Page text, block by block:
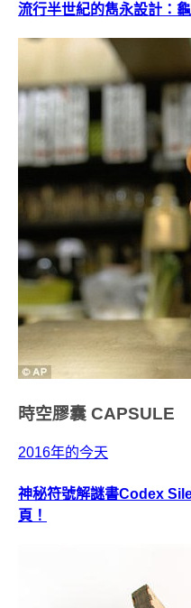
流行半世紀的雋永設計：
時空膠囊 CAPSULE
2016年的今天
神秘符號解謎書Codex
頁！